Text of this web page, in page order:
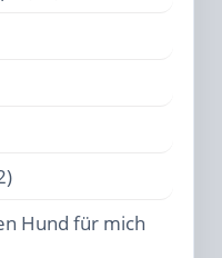
Hund für mich